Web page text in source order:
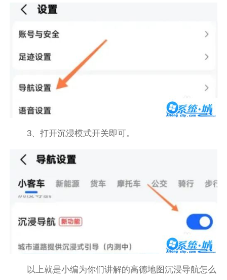
3、打开沉浸模式开关即可。
以上就是小编为你们讲解的高德地图沉浸导航怎么